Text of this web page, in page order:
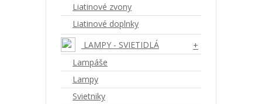
Liatinové zvony
Liatinové doplnky
LAMPY - SVIETIDLÁ
+
Lampáše
Lampy
Svietniky